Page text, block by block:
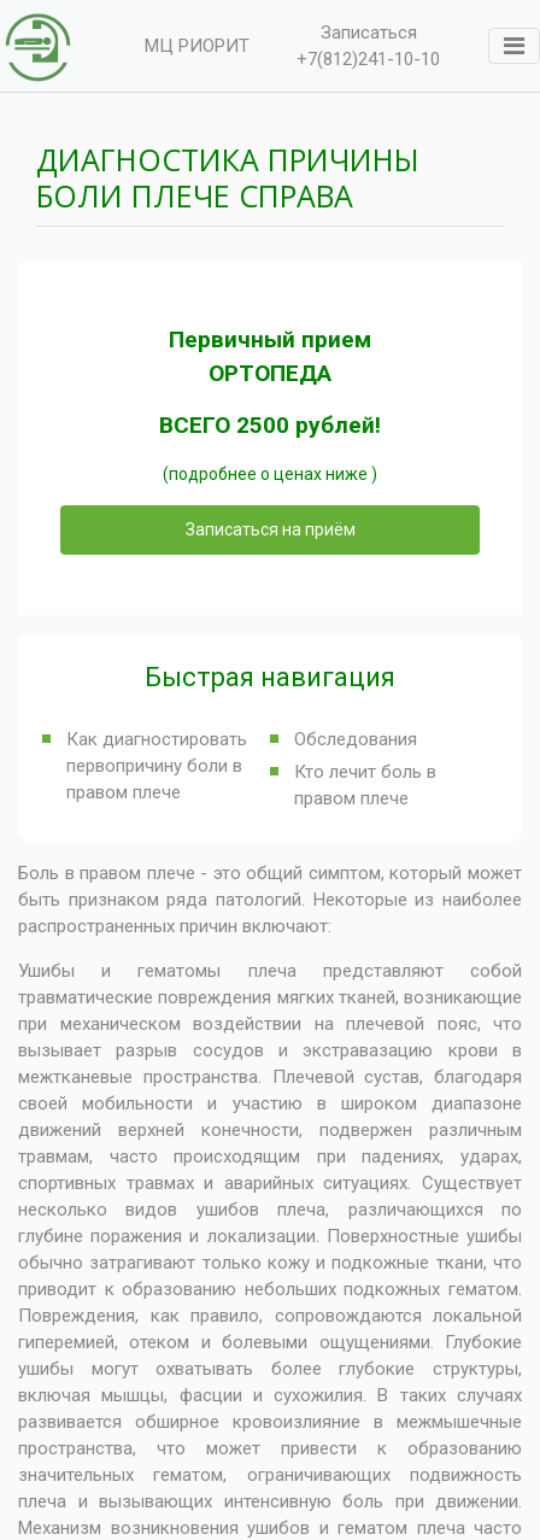
МЦ РИОРИТ
Записаться
+7(812)241-10-10
ДИАГНОСТИКА ПРИЧИНЫ
БОЛИ ПЛЕЧЕ СПРАВА
Первичный прием
ОРТОПЕДА
ВСЕГО 2500 рублей!
(подробнее о ценах ниже )
Записаться на приём
Быстрая навигация
Как диагностировать
первопричину боли в
правом плече
Обследования
Кто лечит боль в
правом плече
Боль в правом плече - это общий симптом, который может
быть признаком ряда патологий. Некоторые из наиболее
распространенных причин включают:
Ушибы и гематомы плеча представляют собой
травматические повреждения мягких тканей, возникающие
при механическом воздействии на плечевой пояс, что
вызывает разрыв сосудов и экстравазацию крови в
межтканевые пространства. Плечевой сустав, благодаря
своей мобильности и участию в широком диапазоне
движений верхней конечности, подвержен различным
травмам, часто происходящим при падениях, ударах,
спортивных травмах и аварийных ситуациях. Существует
несколько видов ушибов плеча, различающихся по
глубине поражения и локализации. Поверхностные ушибы
обычно затрагивают только кожу и подкожные ткани, что
приводит к образованию небольших подкожных гематом.
Повреждения, как правило, сопровождаются локальной
гиперемией, отеком и болевыми ощущениями. Глубокие
ушибы могут охватывать более глубокие структуры,
включая мышцы, фасции и сухожилия. В таких случаях
развивается обширное кровоизлияние в межмышечные
пространства, что может привести к образованию
значительных гематом, ограничивающих подвижность
плеча и вызывающих интенсивную боль при движении.
Механизм возникновения ушибов и гематом плеча часто